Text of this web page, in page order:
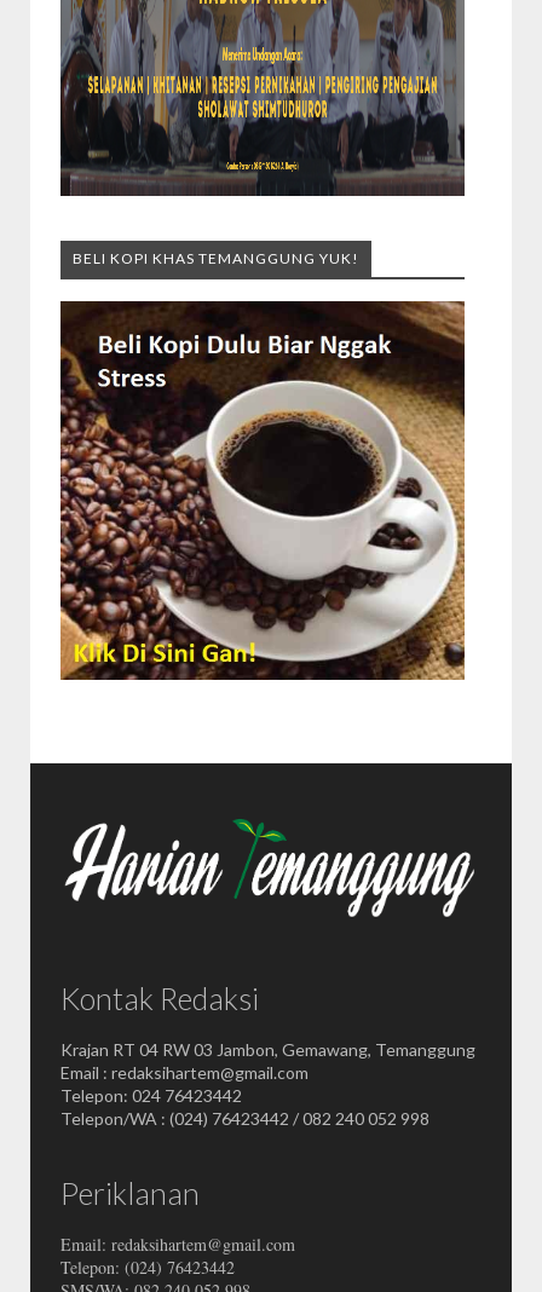
BELI KOPI KHAS TEMANGGUNG YUK!
Kontak Redaksi
Krajan RT 04 RW 03 Jambon, Gemawang, Temanggung
Email : redaksihartem@gmail.com
Telepon: 024 76423442
Telepon/WA : (024) 76423442 / 082 240 052 998
Periklanan
Email: redaksihartem@gmail.com
Telepon: (024) 76423442